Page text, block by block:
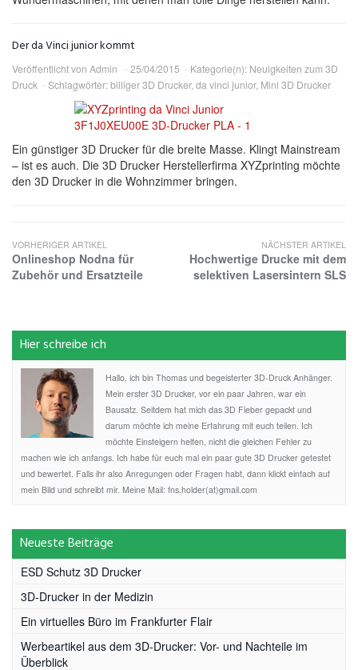
Der da Vinci junior kommt
Veröffentlicht von Admin 25/04/2015 Kategorie(n): Neuigkeiten zum 3D
Druck
Schlagwörter:billiger 3D Drucker, da vinci junior, Mini 3D Drucker
Ein günstiger 3D Drucker für die breite Masse. Klingt Mainstream
– ist es auch. Die 3D Drucker Herstellerfirma XYZprinting möchte
den 3D Drucker in die Wohnzimmer bringen.
VORHERIGER ARTIKEL
Onlineshop Nodna für
Zubehör und Ersatzteile
NÄCHSTER ARTIKEL
Hochwertige Drucke mit dem
selektiven Lasersintern SLS
Hier schreibe ich
Hallo, ich bin Thomas und begeisterter 3D-Druck Anhänger.
Mein erster 3D Drucker, vor ein paar Jahren, war ein
Bausatz. Seitdem hat mich das 3D Fieber gepackt und
darum möchte ich meine Erfahrung mit euch teilen. Ich
möchte Einsteigern helfen, nicht die gleichen Fehler zu
machen wie ich anfangs. Ich habe für euch mal ein paar gute 3D Drucker getestet
und bewertet. Falls ihr also Anregungen oder Fragen habt, dann klickt einfach auf
mein Bild und schreibt mir. Meine Mail: fns.holder(at)gmail.com
Neueste Beiträge
ESD Schutz 3D Drucker
3D-Drucker in der Medizin
Ein virtuelles Büro im Frankfurter Flair
Werbeartikel aus dem 3D-Drucker: Vor- und Nachteile im
Überblick